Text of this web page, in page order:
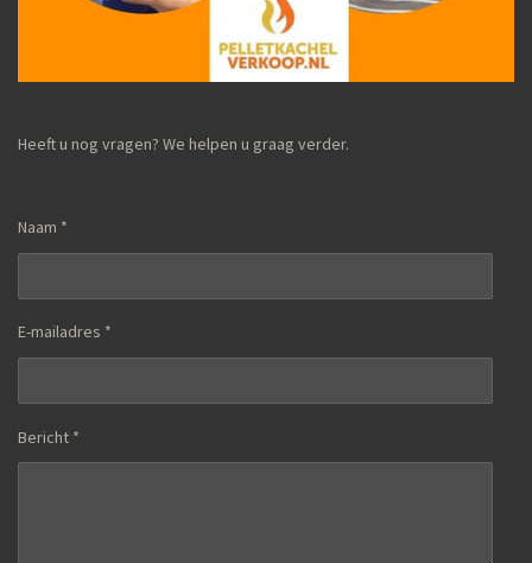
Heeft u nog vragen? We helpen u graag verder.
Naam *
E-mailadres *
Bericht *